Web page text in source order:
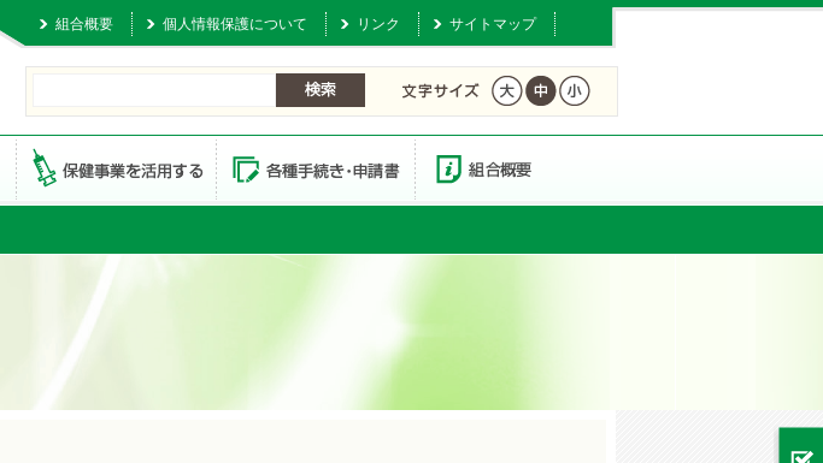
組合概要 個人情報保護について リンク サイトマップ